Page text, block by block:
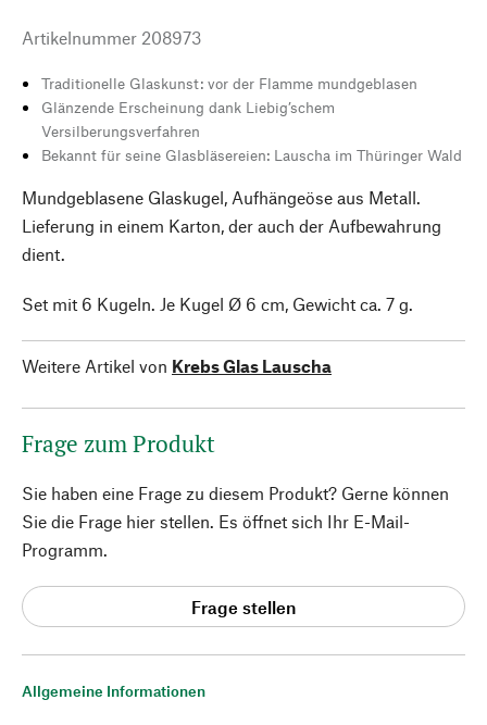
Allgemeine Informationen
Artikelnummer 208973
Traditionelle Glaskunst: vor der Flamme mundgeblasen
Glänzende Erscheinung dank Liebig’schem
Versilberungsverfahren
Bekannt für seine Glasbläsereien: Lauscha im Thüringer Wald
Mundgeblasene Glaskugel, Aufhängeöse aus Metall.
Lieferung in einem Karton, der auch der Aufbewahrung
dient.
Set mit 6 Kugeln. Je Kugel Ø 6 cm, Gewicht ca. 7 g.
Weitere Artikel von Krebs Glas Lauscha
Frage zum Produkt
Sie haben eine Frage zu diesem Produkt? Gerne können
Sie die Frage hier stellen. Es öffnet sich Ihr E-Mail-
Programm.
Frage stellen